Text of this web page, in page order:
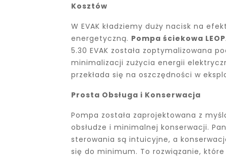
Kosztów
W EVAK kładziemy duży nacisk na
energetyczną. Pompa ściekowa
5.30 EVAK została zoptymalizowana
minimalizacji zużycia energii
przekłada się na oszczędności w
Prosta Obsługa i Konserwacja
Pompa została zaprojektowana z
obsłudze i minimalnej konserwacji.
sterowania są intuicyjne, a
się do minimum. To rozwiązanie,